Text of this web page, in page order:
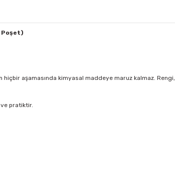
Poşet)
aşamasında kimyasal maddeye maruz kalmaz.
pratiktir.